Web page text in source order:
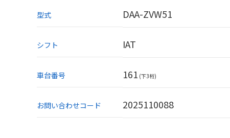
型式 DAA-ZVW51
シフト IAT
車台番号 161 (下3桁)
お問い合わせコード 2025110088